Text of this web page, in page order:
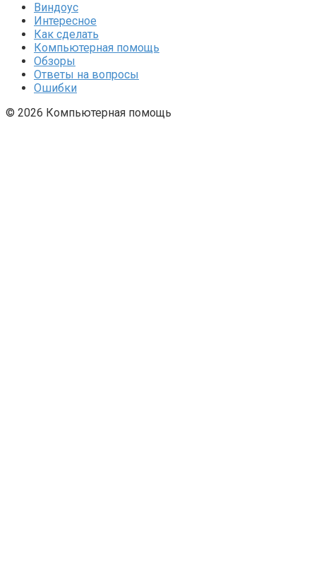
Виндоус
Интересное
Как сделать
Компьютерная помощь
Обзоры
Ответы на вопросы
Ошибки
© 2026 Компьютерная помощь